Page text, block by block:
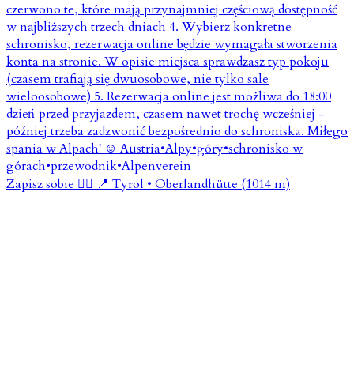
Zapisz sobie 👇🏼 📍 Tyrol • Oberlandhütte (1014 m)